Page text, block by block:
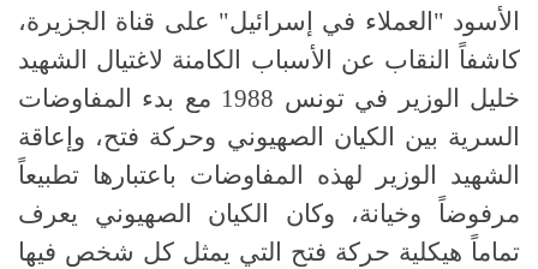
الأسود "العملاء في إسرائيل" على قناة الجزيرة،
كاشفاً النقاب عن الأسباب الكامنة لاغتيال الشهيد
خليل الوزير في تونس 1988 مع بدء المفاوضات
السرية بين الكيان الصهيوني وحركة فتح، وإعاقة
الشهيد الوزير لهذه المفاوضات باعتبارها تطبيعاً
مرفوضاً وخيانة، وكان الكيان الصهيوني يعرف
تماماً هيكلية حركة فتح التي يمثل كل شخص فيها